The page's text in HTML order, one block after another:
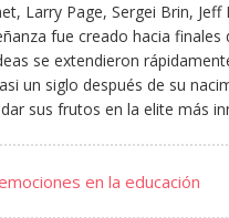
Larry Page, Sergei Brin,
fue creado hacia finales
se extendieron
un siglo después de su
sus frutos en la elite más
en la educación